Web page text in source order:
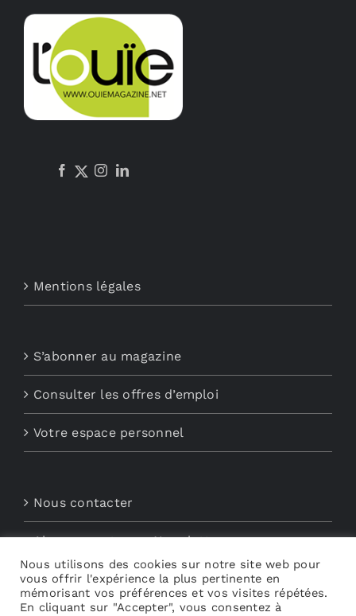
Mentions légales
S’abonner au magazine
Consulter les offres d’emploi
Votre espace personnel
Nous contacter
Abonnements aux Newsletters
Découvrez My Audio
Nous utilisons des cookies sur notre site web pour
vous offrir l'expérience la plus pertinente en
mémorisant vos préférences et vos visites répétées.
En cliquant sur "Accepter", vous consentez à